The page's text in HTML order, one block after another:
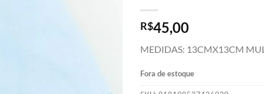
R$45,00
MEDIDAS: 13CMX13CM
Fora de estoque